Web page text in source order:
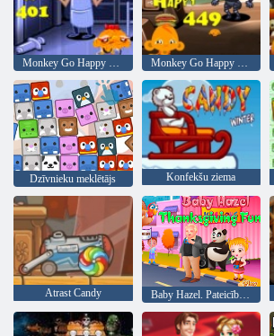
Monkey Go Happy 401. posms Monkey Go Happy 449. posms
Dzīvnieku meklētājs Konfekšu ziema
Atrast Candy Baby Hazel. Pateicība fun